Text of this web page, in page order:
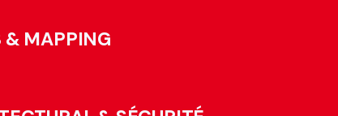
& MAPPING